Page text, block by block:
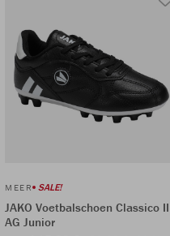
MEER SALE!
JAKO Voetbalschoen Classico II
AG Junior